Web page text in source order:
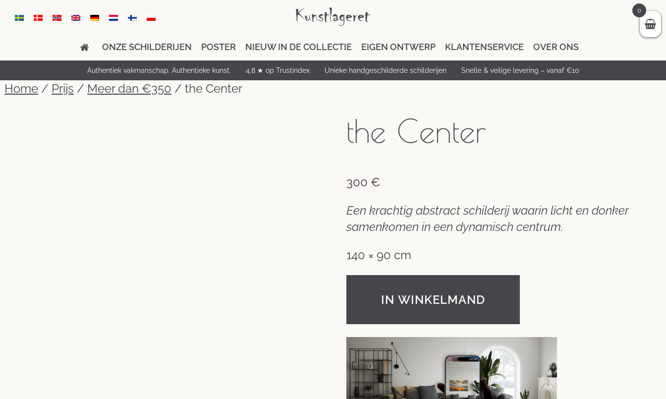
ONZE SCHILDERIJEN POSTER NIEUW IN DE COLLECTIE EIGEN ONTWERP KLANTENSERVICE OVER ONS
Authentiek vakmanschap. Authentieke kunst. 4,8 ★ op Trustindex Unieke handgeschilderde schilderijen Snelle & veilige levering – vanaf €10
Home / Prijs / Meer dan €350 / the Center
the Center
300 €
Een krachtig abstract schilderij waarin licht en donker
samenkomen in een dynamisch centrum.
140 × 90 cm
IN WINKELMAND
0